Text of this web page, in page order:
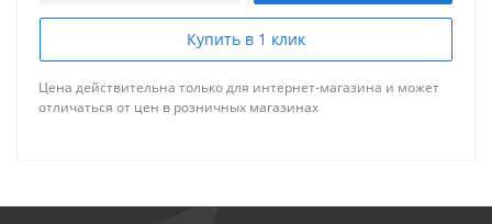
Купить в 1 клик
Цена действительна только для интернет-магазина и может
отличаться от цен в розничных магазинах